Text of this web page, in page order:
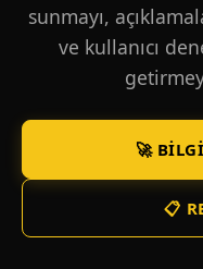
sunmayı,
ve kullanıcı
🚀
📋